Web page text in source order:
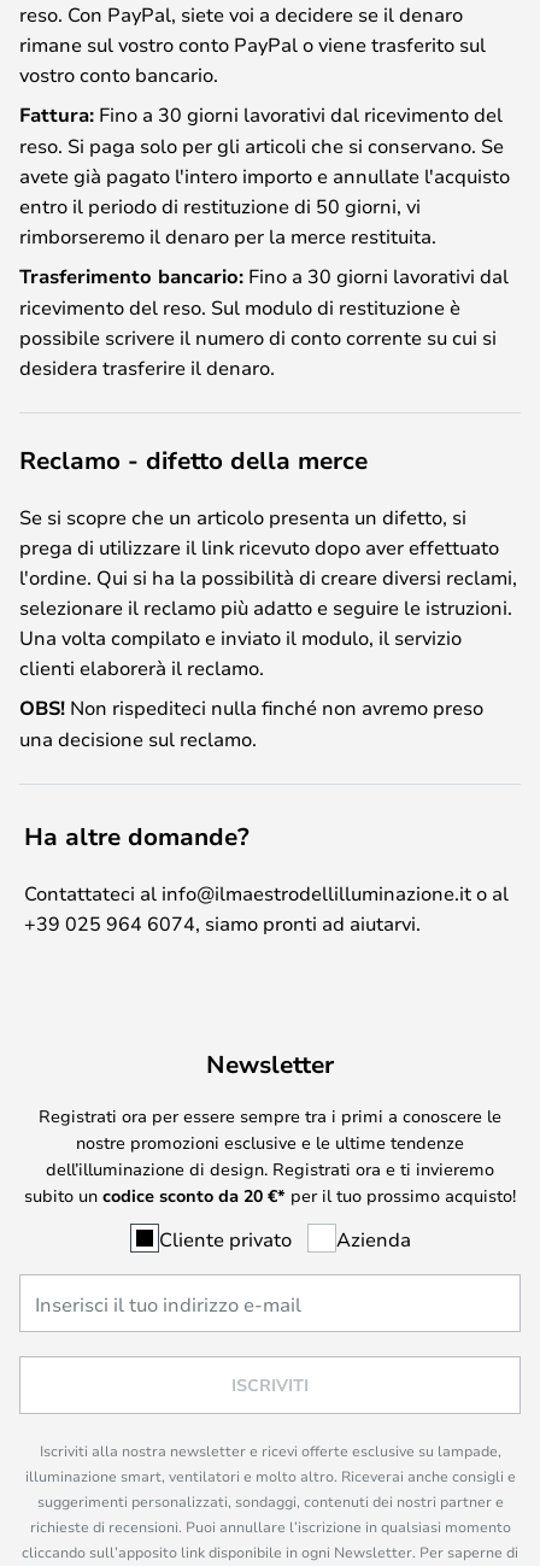
reso. Con PayPal, siete voi a decidere se il denaro
rimane sul vostro conto PayPal o viene trasferito sul
vostro conto bancario.
Fattura: Fino a 30 giorni lavorativi dal ricevimento del
reso. Si paga solo per gli articoli che si conservano. Se
avete già pagato l'intero importo e annullate l'acquisto
entro il periodo di restituzione di 50 giorni, vi
rimborseremo il denaro per la merce restituita.
Trasferimento bancario: Fino a 30 giorni lavorativi dal
ricevimento del reso. Sul modulo di restituzione è
possibile scrivere il numero di conto corrente su cui si
desidera trasferire il denaro.
Reclamo - difetto della merce
Se si scopre che un articolo presenta un difetto, si
prega di utilizzare il link ricevuto dopo aver effettuato
l'ordine. Qui si ha la possibilità di creare diversi reclami,
selezionare il reclamo più adatto e seguire le istruzioni.
Una volta compilato e inviato il modulo, il servizio
clienti elaborerà il reclamo.
OBS! Non rispediteci nulla finché non avremo preso
una decisione sul reclamo.
Ha altre domande?
Contattateci al info@ilmaestrodellilluminazione.it o al
+39 025 964 6074, siamo pronti ad aiutarvi.
Newsletter
Registrati ora per essere sempre tra i primi a conoscere le
nostre promozioni esclusive e le ultime tendenze
dell’illuminazione di design. Registrati ora e ti invieremo
subito un codice sconto da 20 €* per il tuo prossimo acquisto!
Cliente privato Azienda
ISCRIVITI
Iscriviti alla nostra newsletter e ricevi offerte esclusive su lampade,
illuminazione smart, ventilatori e molto altro. Riceverai anche consigli e
suggerimenti personalizzati, sondaggi, contenuti dei nostri partner e
richieste di recensioni. Puoi annullare l’iscrizione in qualsiasi momento
cliccando sull’apposito link disponibile in ogni Newsletter. Per saperne di